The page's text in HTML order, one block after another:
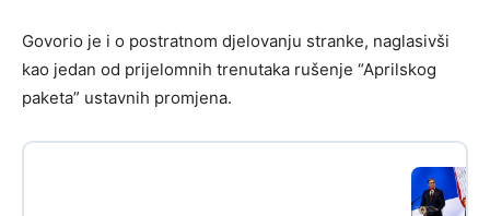
Govorio je i o postratnom djelovanju stranke, naglasivši
kao jedan od prijelomnih trenutaka rušenje “Aprilskog
paketa” ustavnih promjena.